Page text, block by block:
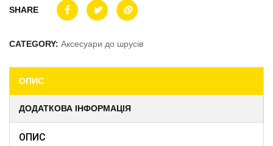
SHARE
CATEGORY: Аксесуари до шрусів
ОПИС
ДОДАТКОВА ІНФОРМАЦІЯ
ОПИС